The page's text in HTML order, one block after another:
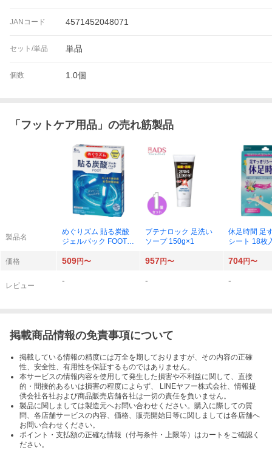
JANコード 4571452048071
セット/単品 単品
個数 1.0個
「 フットケア用品 」の売れ筋製品
製品名
めぐりズム 貼る炭酸
ジェルパック FOOT 6
ブテナロック 足洗い
ソープ 150g×1
休足時間 足
シート 18枚
価格 509円〜 957円〜 704円〜
レビュー
- - -
掲載商品情報の免責事項について
掲載している情報の精度には万全を期しておりますが、その内容の正確
性、安全性、有用性を保証するものではありません。
本サービスの情報内容を使用して発生した損害や不利益に関して、直接
的・間接的あるいは損害の程度によらず、 LINEヤフー株式会社、情報提
供会社各社および商品販売店舗各社は一切の責任を負いません。
製品に関しましては製造元へお問い合わせください。購入に際しての質
問、各店舗サービスの内容、価格、販売開始日等に関しましては各店舗へ
お問い合わせください。
ポイント・支払額の正確な情報（付与条件・上限等）はカートをご確認く
ださい。